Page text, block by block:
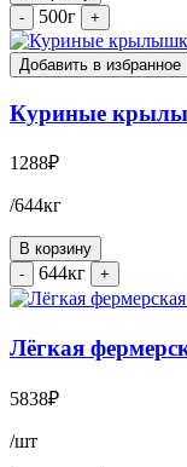
-
500г +
Добавить в избранное
Куриные
1288₽
/644кг
В корзину
-
644кг
+
Лёгкая
5838₽
/шт